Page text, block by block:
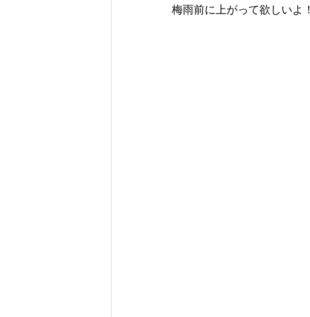
梅雨前に上がって欲しいよ！